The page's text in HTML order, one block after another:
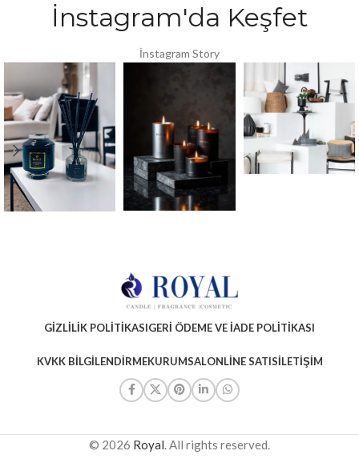
İnstagram'da Keşfet
İnstagram Story
GIZLILIK POLITIKASIGERI ÖDEME VE İADE POLITIKASI
KVKK BILGILENDIRMEKURUMSALONLINE SATISİLETIŞIM
© 2026 Royal. All rights reserved.